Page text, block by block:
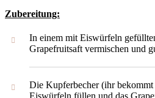
Zubereitung:
In einem mit Eiswürfeln
Grapefruitsaft vermischen und
Die Kupferbecher (ihr